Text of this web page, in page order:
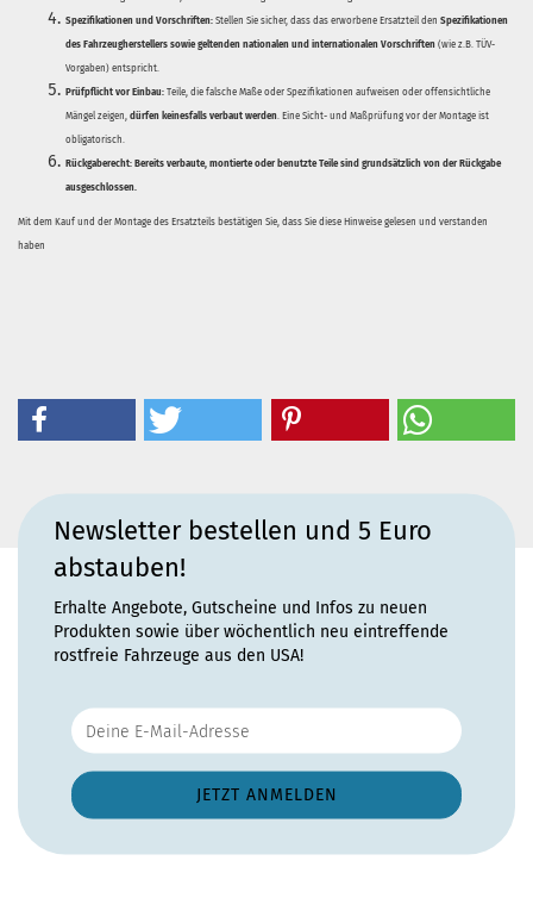
Spezifikationen und Vorschriften: Stellen Sie sicher, dass das erworbene Ersatzteil den Spezifikationen
des Fahrzeugherstellers sowie geltenden nationalen und internationalen Vorschriften (wie z.B. TÜV-
Vorgaben) entspricht.
Prüfpflicht vor Einbau: Teile, die falsche Maße oder Spezifikationen aufweisen oder offensichtliche
Mängel zeigen, dürfen keinesfalls verbaut werden. Eine Sicht- und Maßprüfung vor der Montage ist
obligatorisch.
Rückgaberecht: Bereits verbaute, montierte oder benutzte Teile sind grundsätzlich von der Rückgabe
ausgeschlossen.
Mit dem Kauf und der Montage des Ersatzteils bestätigen Sie, dass Sie diese Hinweise gelesen und verstanden
haben
Newsletter bestellen und 5 Euro
abstauben!
Erhalte Angebote, Gutscheine und Infos zu neuen
Produkten sowie über wöchentlich neu eintreffende
rostfreie Fahrzeuge aus den USA!